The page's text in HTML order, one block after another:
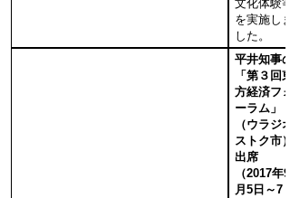
文化体験等
を実施しま
した。
平井知事の
「第３回東
方経済フォ
ーラム」
（ウラジオ
ストク市）
出席
（2017年9
月5日～7